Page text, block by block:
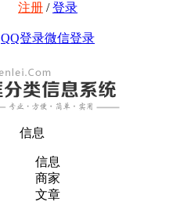
注册 /登录
QQ登录微信登录
信息
信息
商家
文章